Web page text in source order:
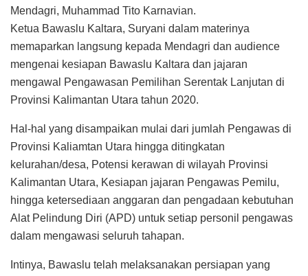
Mendagri, Muhammad Tito Karnavian.
Ketua Bawaslu Kaltara, Suryani dalam materinya
memaparkan langsung kepada Mendagri dan audience
mengenai kesiapan Bawaslu Kaltara dan jajaran
mengawal Pengawasan Pemilihan Serentak Lanjutan di
Provinsi Kalimantan Utara tahun 2020.
Hal-hal yang disampaikan mulai dari jumlah Pengawas di
Provinsi Kaliamtan Utara hingga ditingkatan
kelurahan/desa, Potensi kerawan di wilayah Provinsi
Kalimantan Utara, Kesiapan jajaran Pengawas Pemilu,
hingga ketersediaan anggaran dan pengadaan kebutuhan
Alat Pelindung Diri (APD) untuk setiap personil pengawas
dalam mengawasi seluruh tahapan.
Intinya, Bawaslu telah melaksanakan persiapan yang